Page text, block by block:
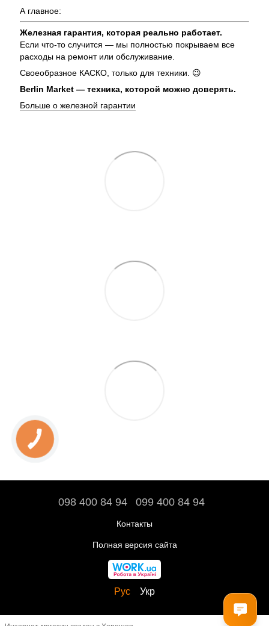
А главное:
Железная гарантия, которая реально работает.
Если что-то случится — мы полностью покрываем все
расходы на ремонт или обслуживание.
Своеобразное КАСКО, только для техники. 😉
Berlin Market — техника, которой можно доверять.
Больше о железной гарантии
098 400 84 94‬ 099 400 84 94
Контакты
Полная версия сайта
Рус Укр